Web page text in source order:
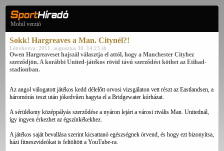
Mobil verzió
Sokk! Hargreaves a Man. Citynél?!
Létrehozva: 2011. augusztus 30. 14:23 sh
Owen Hargreaveset hajszál választja el attól, hogy a Manchester Cityhez
szerződjön. A korábbi United-játékos rövid távú szerződést köthet az Etihad-
stadionban.
Az angol válogatott játékos kedd délelőtt orvosi vizsgálaton vett részt az Eastlandsen, a
háromórás teszt után jókedvűen hagyta el a Bridgewater kórházat.
A sérülékeny középpályás szerződése a nyáron lejárt a városi rivális Man. Unitednál,
így ingyen érkezhet az égszínkékekhez.
A játékos saját bevallása szerint kicsattanó egészségnek örvend, és hogy ezt bizonyítsa,
házi fitneszvideókat is feltöltött a YouTube-ra.